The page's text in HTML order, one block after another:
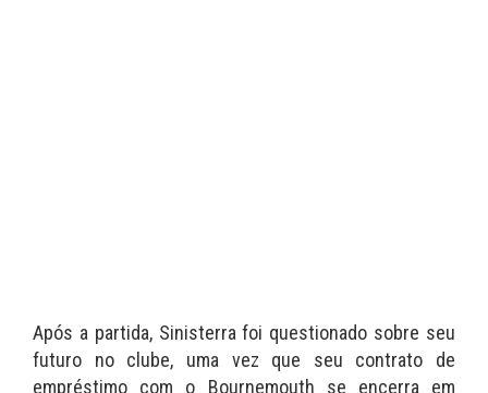
Após a partida, Sinisterra foi questionado sobre seu
futuro no clube, uma vez que seu contrato de
empréstimo com o Bournemouth se encerra em